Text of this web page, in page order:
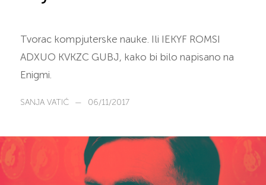
Tvorac kompjuterske nauke. Ili IEKYF ROMSI
ADXUO KVKZC GUBJ, kako bi bilo napisano na
Enigmi.
SANJA VATIĆ — 06/11/2017